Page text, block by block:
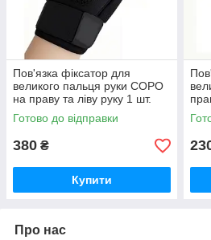
Пов'язка фіксатор для
великого пальця руки COPO
на праву та ліву руку 1 шт.
04778
Готово до відправки
380 ₴
Купити
Про нас